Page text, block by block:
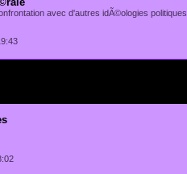
avec d'autres idÃ©ologies